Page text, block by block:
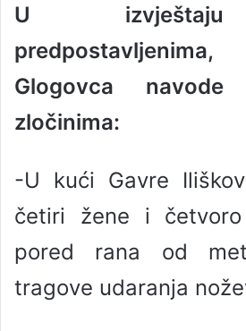
U
Glogovca
zločinima:
-U kući Gavre
četiri žene i
pored rana od
tragove udaranja